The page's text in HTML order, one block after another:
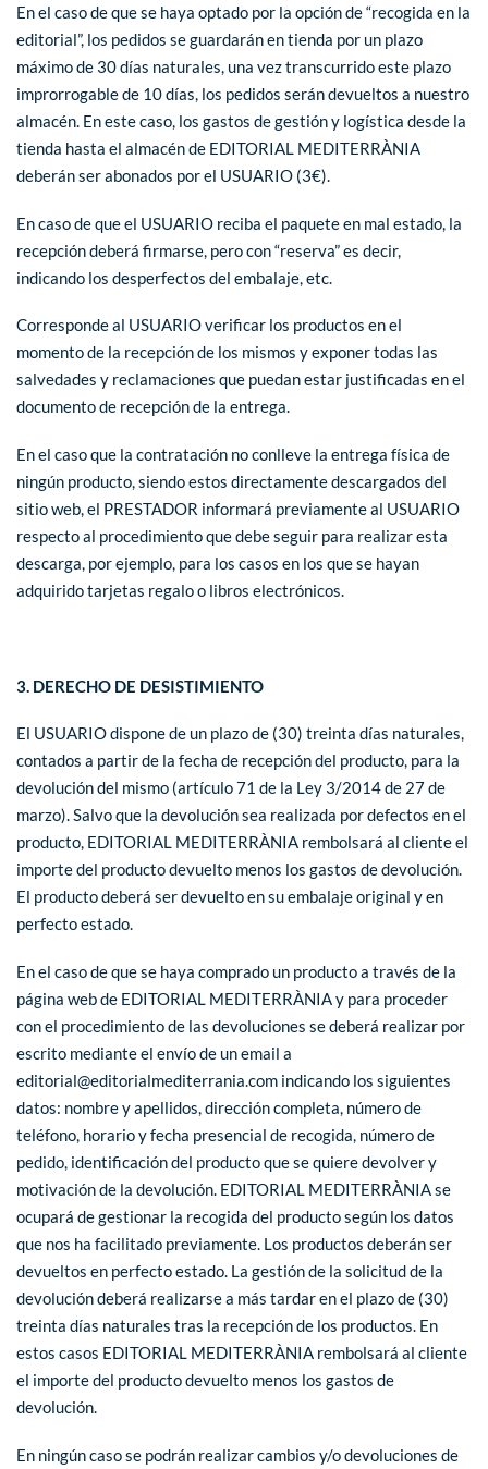
En el caso de que se haya optado por la opción de “recogida en la
editorial”, los pedidos se guardarán en tienda por un plazo
máximo de 30 días naturales, una vez transcurrido este plazo
improrrogable de 10 días, los pedidos serán devueltos a nuestro
almacén. En este caso, los gastos de gestión y logística desde la
tienda hasta el almacén de EDITORIAL MEDITERRÀNIA
deberán ser abonados por el USUARIO (3€).
En caso de que el USUARIO reciba el paquete en mal estado, la
recepción deberá firmarse, pero con “reserva” es decir,
indicando los desperfectos del embalaje, etc.
Corresponde al USUARIO verificar los productos en el
momento de la recepción de los mismos y exponer todas las
salvedades y reclamaciones que puedan estar justificadas en el
documento de recepción de la entrega.
En el caso que la contratación no conlleve la entrega física de
ningún producto, siendo estos directamente descargados del
sitio web, el PRESTADOR informará previamente al USUARIO
respecto al procedimiento que debe seguir para realizar esta
descarga, por ejemplo, para los casos en los que se hayan
adquirido tarjetas regalo o libros electrónicos.
3. DERECHO DE DESISTIMIENTO
El USUARIO dispone de un plazo de (30) treinta días naturales,
contados a partir de la fecha de recepción del producto, para la
devolución del mismo (artículo 71 de la Ley 3/2014 de 27 de
marzo). Salvo que la devolución sea realizada por defectos en el
producto, EDITORIAL MEDITERRÀNIA rembolsará al cliente el
importe del producto devuelto menos los gastos de devolución.
El producto deberá ser devuelto en su embalaje original y en
perfecto estado.
En el caso de que se haya comprado un producto a través de la
página web de EDITORIAL MEDITERRÀNIA y para proceder
con el procedimiento de las devoluciones se deberá realizar por
escrito mediante el envío de un email a
editorial@editorialmediterrania.com indicando los siguientes
datos: nombre y apellidos, dirección completa, número de
teléfono, horario y fecha presencial de recogida, número de
pedido, identificación del producto que se quiere devolver y
motivación de la devolución. EDITORIAL MEDITERRÀNIA se
ocupará de gestionar la recogida del producto según los datos
que nos ha facilitado previamente. Los productos deberán ser
devueltos en perfecto estado. La gestión de la solicitud de la
devolución deberá realizarse a más tardar en el plazo de (30)
treinta días naturales tras la recepción de los productos. En
estos casos EDITORIAL MEDITERRÀNIA rembolsará al cliente
el importe del producto devuelto menos los gastos de
devolución.
En ningún caso se podrán realizar cambios y/o devoluciones de